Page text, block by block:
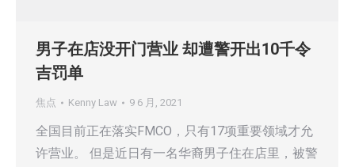
男子在店没开门营业 却遭警开出10千令
吉罚单
焦点 Kenny Law 9 6 月, 2021
全国目前正在落实FMCO，只有17项重要领域才允
许营业。 但是近日有一名华裔男子住在店里，被警